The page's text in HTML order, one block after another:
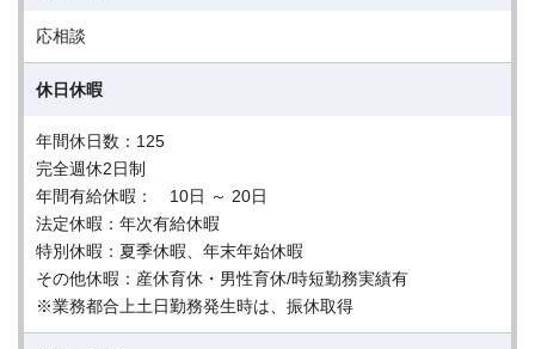
応相談
休日休暇
年間休日数：125
完全週休2日制
年間有給休暇： 10日 ～ 20日
法定休暇：年次有給休暇
特別休暇：夏季休暇、年末年始休暇
その他休暇：産休育休・男性育休/時短勤務実績有
※業務都合上土日勤務発生時は、振休取得